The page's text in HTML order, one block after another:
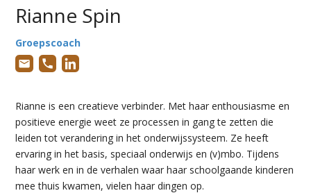
Rianne Spin
Groepscoach
Rianne is een creatieve verbinder. Met haar enthousiasme en
positieve energie weet ze processen in gang te zetten die
leiden tot verandering in het onderwijssysteem. Ze heeft
ervaring in het basis, speciaal onderwijs en (v)mbo. Tijdens
haar werk en in de verhalen waar haar schoolgaande kinderen
mee thuis kwamen, vielen haar dingen op.
ONDERWIJS TRANSFORMEERT
DOCUMENTEN
STICHTINGSPROCES